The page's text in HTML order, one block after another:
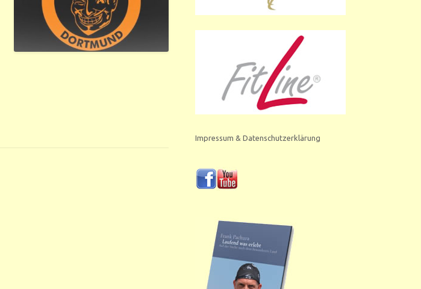
Impressum & Datenschutzerklärung